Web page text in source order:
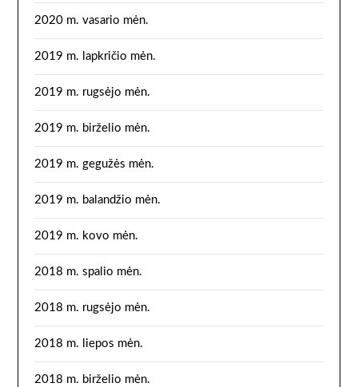
2020 m. vasario mėn.
2019 m. lapkričio mėn.
2019 m. rugsėjo mėn.
2019 m. birželio mėn.
2019 m. gegužės mėn.
2019 m. balandžio mėn.
2019 m. kovo mėn.
2018 m. spalio mėn.
2018 m. rugsėjo mėn.
2018 m. liepos mėn.
2018 m. birželio mėn.